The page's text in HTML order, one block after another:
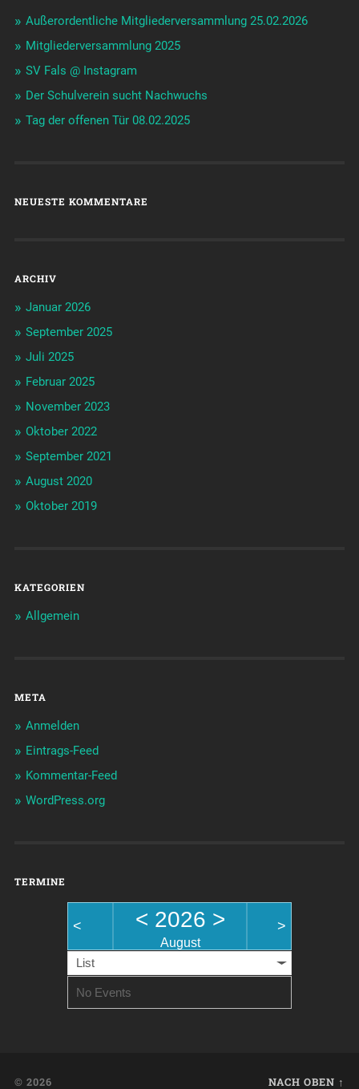
Außerordentliche Mitgliederversammlung 25.02.2026
Mitgliederversammlung 2025
SV Fals @ Instagram
Der Schulverein sucht Nachwuchs
Tag der offenen Tür 08.02.2025
NEUESTE KOMMENTARE
ARCHIV
Januar 2026
September 2025
Juli 2025
Februar 2025
November 2023
Oktober 2022
September 2021
August 2020
Oktober 2019
KATEGORIEN
Allgemein
META
Anmelden
Eintrags-Feed
Kommentar-Feed
WordPress.org
TERMINE
< < 2026 >
August
>
List
No Events
© 2026 NACH OBEN ↑